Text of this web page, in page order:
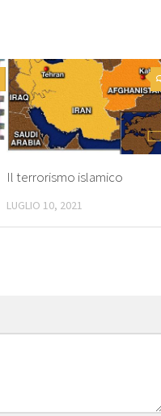
Il terrorismo islamico
LUGLIO 10, 2021